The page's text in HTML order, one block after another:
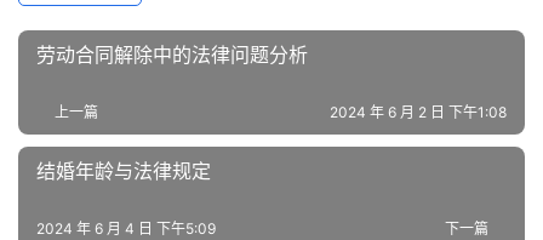
劳动合同解除中的法律问题分析
上一篇 2024 年 6 月 2 日 下午1:08
结婚年龄与法律规定
下一篇
2024 年 6 月 4 日 下午5:09